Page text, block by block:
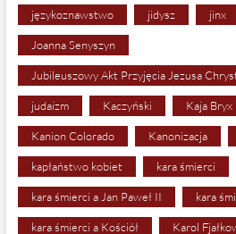
językoznawstwo jidysz jinx
Joanna Senyszyn
Jubileuszowy Akt Przyjęcia Jezusa
judaizm Kaczyński Kaja Bryx
Kanion Colorado Kanonizacja
kapłaństwo kobiet kara śmierci
kara śmierci a Jan Paweł II kara
kara śmierci a Kościół Karol